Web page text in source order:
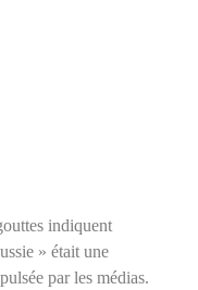
indiquent
» était une
par les médias.